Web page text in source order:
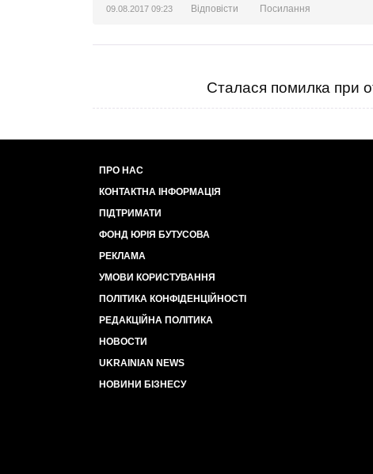
09.08.2017 09:23 Відповісти Посилання
Сталася помилка при
ПРО НАС
КОНТАКТНА ІНФОРМАЦІЯ
ПІДТРИМАТИ
ФОНД ЮРІЯ БУТУСОВА
РЕКЛАМА
УМОВИ КОРИСТУВАННЯ
ПОЛІТИКА КОНФІДЕНЦІЙНОСТІ
РЕДАКЦІЙНА ПОЛІТИКА
НОВОСТИ
UKRAINIAN NEWS
НОВИНИ БІЗНЕСУ